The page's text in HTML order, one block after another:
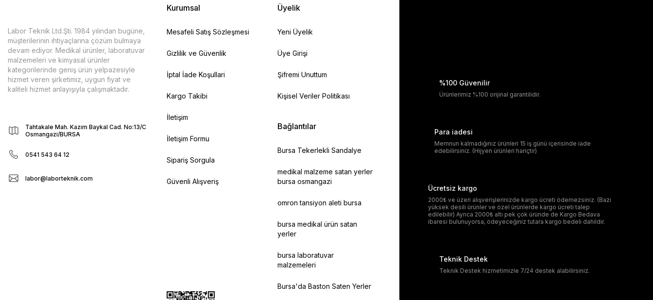
Labor Teknik Ltd.Şti. 1984 yılından bugüne,
müşterilerinin ihtiyaçlarına çözüm bulmaya
devam ediyor. Medikal ürünler, laboratuvar
malzemeleri ve kimyasal ürünler
kategorilerinde geniş ürün yelpazesiyle
hizmet veren şirketimiz, uygun fiyat ve
kaliteli hizmet anlayışıyla çalışmaktadır.
Tahtakale Mah. Kazım Baykal Cad. No:13/C
Osmangazi/BURSA
0541 543 64 12
labor@laborteknik.com
Kurumsal
Mesafeli Satış Sözleşmesi
Gizlilik ve Güvenlik
İptal İade Koşullari
Kargo Takibi
İletişim
İletişim Formu
Sipariş Sorgula
Güvenli Alışveriş
Üyelik
Yeni Üyelik
Üye Girişi
Şifremi Unuttum
Kişisel Veriler Politikası
Bağlantılar
Bursa Tekerlekli Sandalye
medikal malzeme satan yerler
bursa osmangazi
omron tansiyon aleti bursa
bursa medikal ürün satan
yerler
bursa laboratuvar
malzemeleri
Bursa'da Baston Saten Yerler
%100 Güvenilir
Ürünlerimiz %100 orijinal garantilidir.
Para iadesi
Memnun kalmadığınız ürünleri 15 iş günü içerisinde iade
edebilirsiniz. (Hijyen ürünleri hariçtir)
Ücretsiz kargo
2000₺ ve üzeri alışverişlerinizde kargo ücreti ödemezsiniz. (Bazı
yüksek desili ürünler ve özel ürünlerde kargo ücreti talep
edilebilir) Ayrıca 2000₺ altı pek çok üründe de Kargo Bedava
ibaresi bulunuyorsa, ödeyeceğiniz tutara kargo bedeli dahildir.
Teknik Destek
Teknik Destek hizmetimizle 7/24 destek alabilirsiniz.